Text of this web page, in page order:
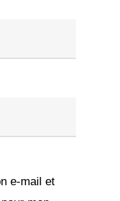
e-mail et